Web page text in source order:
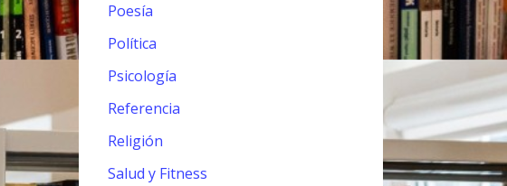
Poesía
Política
Psicología
Referencia
Religión
Salud y Fitness